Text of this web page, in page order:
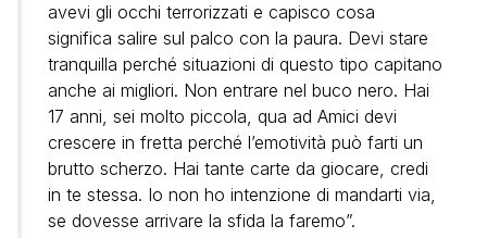
avevi gli occhi terrorizzati e capisco cosa
significa salire sul palco con la paura. Devi stare
tranquilla perché situazioni di questo tipo capitano
anche ai migliori. Non entrare nel buco nero. Hai
17 anni, sei molto piccola, qua ad Amici devi
crescere in fretta perché l’emotività può farti un
brutto scherzo. Hai tante carte da giocare, credi
in te stessa. Io non ho intenzione di mandarti via,
se dovesse arrivare la sfida la faremo”.